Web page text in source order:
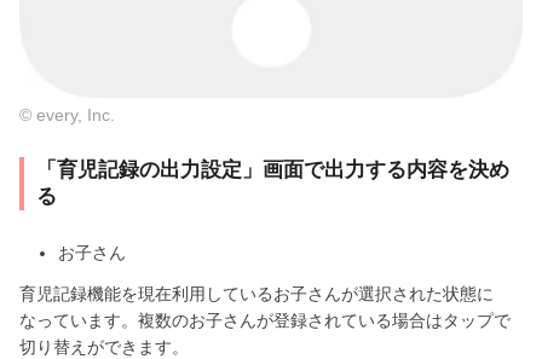
© every, Inc.
「育児記録の出力設定」画面で出力する内容を決め
る
お子さん
育児記録機能を現在利用しているお子さんが選択された状態に
なっています。複数のお子さんが登録されている場合はタップで
切り替えができます。